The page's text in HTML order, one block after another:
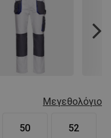
Μεγεθολόγιο
50 52